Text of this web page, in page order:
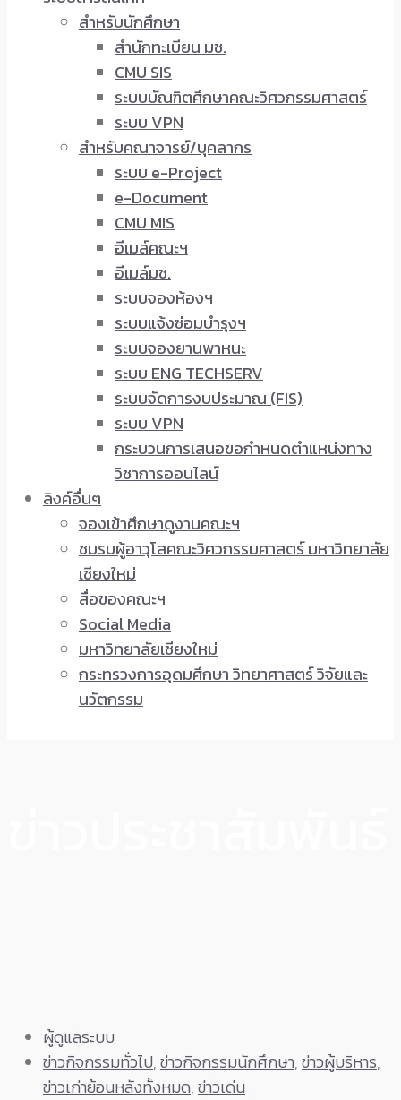
สำหรับนักศึกษา
สำนักทะเบียน มช.
CMU SIS
ระบบบัณฑิตศึกษาคณะวิศวกรรมศาสตร์
ระบบ VPN
สำหรับคณาจารย์/บุคลากร
ระบบ e-Project
e-Document
CMU MIS
อีเมล์คณะฯ
อีเมล์มช.
ระบบจองห้องฯ
ระบบแจ้งซ่อมบำรุงฯ
ระบบจองยานพาหนะ
ระบบ ENG TECHSERV
ระบบจัดการงบประมาณ (FIS)
ระบบ VPN
กระบวนการเสนอขอกำหนดตำแหน่งทาง
วิชาการออนไลน์
ลิงค์อื่นๆ
จองเข้าศึกษาดูงานคณะฯ
ชมรมผู้อาวุโสคณะวิศวกรรมศาสตร์ มหาวิทยาลัย
เชียงใหม่
สื่อของคณะฯ
Social Media
มหาวิทยาลัยเชียงใหม่
กระทรวงการอุดมศึกษา วิทยาศาสตร์ วิจัยและ
นวัตกรรม
ผู้ดูแลระบบ
ข่าวกิจกรรมทั่วไป,ข่าวกิจกรรมนักศึกษา,ข่าวผู้บริหาร,
ข่าวเก่าย้อนหลังทั้งหมด,ข่าวเด่น